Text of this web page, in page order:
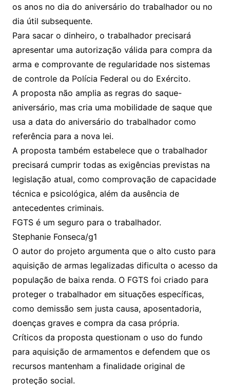
os anos no dia do aniversário do trabalhador ou no
dia útil subsequente.
Para sacar o dinheiro, o trabalhador precisará
apresentar uma autorização válida para compra da
arma e comprovante de regularidade nos sistemas
de controle da Polícia Federal ou do Exército.
A proposta não amplia as regras do saque-
aniversário, mas cria uma mobilidade de saque que
usa a data do aniversário do trabalhador como
referência para a nova lei.
A proposta também estabelece que o trabalhador
precisará cumprir todas as exigências previstas na
legislação atual, como comprovação de capacidade
técnica e psicológica, além da ausência de
antecedentes criminais.
FGTS é um seguro para o trabalhador.
Stephanie Fonseca/g1
O autor do projeto argumenta que o alto custo para
aquisição de armas legalizadas dificulta o acesso da
população de baixa renda. O FGTS foi criado para
proteger o trabalhador em situações específicas,
como demissão sem justa causa, aposentadoria,
doenças graves e compra da casa própria.
Críticos da proposta questionam o uso do fundo
para aquisição de armamentos e defendem que os
recursos mantenham a finalidade original de
proteção social.